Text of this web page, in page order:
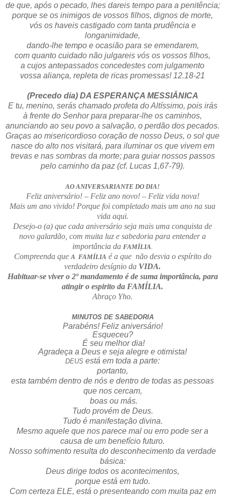
de que, após o pecado, lhes dareis tempo para a penitência;
porque se os inimigos de vossos filhos, dignos de morte,
vós os haveis castigado com tanta prudência e
longanimidade,
dando-lhe tempo e ocasião para se emendarem,
com quanto cuidado não julgareis vós os vossos filhos,
a cujos antepassados concedestes com julgamento
vossa aliança, repleta de ricas promessas! 12.18-21
(Precedo dia) DA ESPERANÇA MESSIÂNICA
E tu, menino, serás chamado profeta do Altíssimo, pois irás
à frente do Senhor para preparar-lhe os caminhos,
anunciando ao seu povo a salvação, o perdão dos pecados.
Graças ao misericordioso coração de nosso Deus, o sol que
nasce do alto nos visitará, para iluminar os que vivem em
trevas e nas sombras da morte; para guiar nossos passos
pelo caminho da paz (cf. Lucas 1,67-79).
AO ANIVERSARIANTE DO DIA!
Feliz aniversário! – Feliz ano novo! – Feliz vida nova!
Mais um ano vivido! Porque foi completado mais um ano na sua
vida aqui.
Desejo-o (a) que cada aniversário seja mais uma conquista de
novo galardão, com muita luz e sabedoria para entender a
importância da FAMÍLIA
Compreenda que A FAMÍLIA é a que não desvia o espírito do
verdadeiro desígnio da VIDA.
Habituar-se viver o 2º mandamento é de suma importância, para
atingir o espirito da FAMÍLIA.
Abraço Yho.
MINUTOS DE SABEDORIA
Parabéns! Feliz aniversário!
Esqueceu?
É seu melhor dia!
Agradeça a Deus e seja alegre e otimista!
DEUS está em toda a parte:
portanto,
esta também dentro de nós e dentro de todas as pessoas
que nos cercam,
boas ou más.
Tudo provém de Deus.
Tudo é manifestação divina.
Mesmo aquele que nos parece mal ou erro pode ser a
causa de um benefício futuro.
Nosso sofrimento resulta do desconhecimento da verdade
básica:
Deus dirige todos os acontecimentos,
porque está em tudo.
Com certeza ELE, está o presenteando com muita paz em